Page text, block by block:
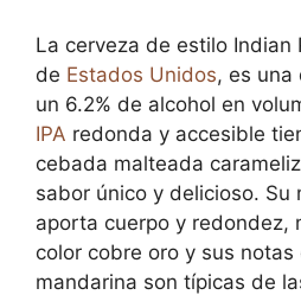
La cerveza de estilo Indian
de Estados Unidos, es una
un 6.2% de alcohol en
IPA redonda y accesible
cebada malteada
sabor único y delicioso. Su
aporta cuerpo y redondez,
color cobre oro y sus
mandarina son típicas de